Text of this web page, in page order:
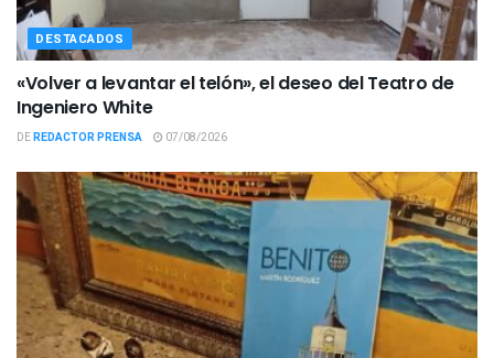
DESTACADOS
«Volver a levantar el telón», el deseo del Teatro de
Ingeniero White
DEREDACTOR PRENSA 07/08/2026